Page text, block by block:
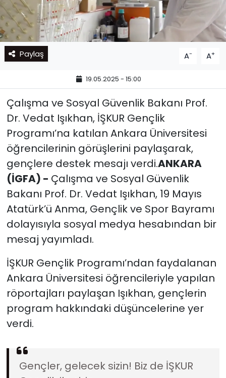
Paylaş A- A+
19.05.2025 - 15:00
Çalışma ve Sosyal Güvenlik Bakanı Prof.
Dr. Vedat Işıkhan, İŞKUR Gençlik
Programı’na katılan Ankara Üniversitesi
öğrencilerinin görüşlerini paylaşarak,
gençlere destek mesajı verdi.ANKARA
(İGFA) - Çalışma ve Sosyal Güvenlik
Bakanı Prof. Dr. Vedat Işıkhan, 19 Mayıs
Atatürk’ü Anma, Gençlik ve Spor Bayramı
dolayısıyla sosyal medya hesabından bir
mesaj yayımladı.
İŞKUR Gençlik Programı’ndan faydalanan
Ankara Üniversitesi öğrencileriyle yapılan
röportajları paylaşan Işıkhan, gençlerin
program hakkındaki düşüncelerine yer
verdi.
Gençler, gelecek sizin! Biz de İŞKUR